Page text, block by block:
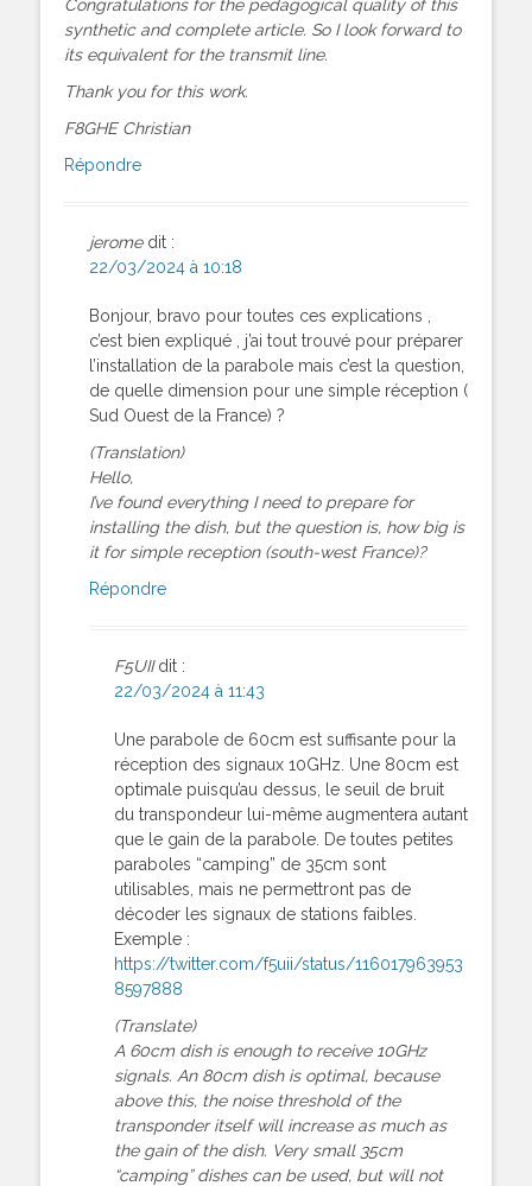
Congratulations for the pedagogical quality of this
synthetic and complete article. So I look forward to
its equivalent for the transmit line.
Thank you for this work.
F8GHE Christian
Répondre
jerome dit :
22/03/2024 à 10:18
Bonjour, bravo pour toutes ces explications ,
c’est bien expliqué , j’ai tout trouvé pour préparer
l’installation de la parabole mais c’est la question,
de quelle dimension pour une simple réception (
Sud Ouest de la France) ?
(Translation)
Hello,
I’ve found everything I need to prepare for
installing the dish, but the question is, how big is
it for simple reception (south-west France)?
Répondre
F5UII dit :
22/03/2024 à 11:43
Une parabole de 60cm est suffisante pour la
réception des signaux 10GHz. Une 80cm est
optimale puisqu’au dessus, le seuil de bruit
du transpondeur lui-même augmentera autant
que le gain de la parabole. De toutes petites
paraboles “camping” de 35cm sont
utilisables, mais ne permettront pas de
décoder les signaux de stations faibles.
Exemple :
https://twitter.com/f5uii/status/116017963953
8597888
(Translate)
A 60cm dish is enough to receive 10GHz
signals. An 80cm dish is optimal, because
above this, the noise threshold of the
transponder itself will increase as much as
the gain of the dish. Very small 35cm
“camping” dishes can be used, but will not